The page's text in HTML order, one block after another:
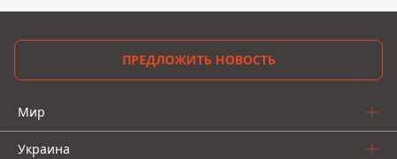
ПРЕДЛОЖИТЬ НОВОСТЬ
Мир
Украина